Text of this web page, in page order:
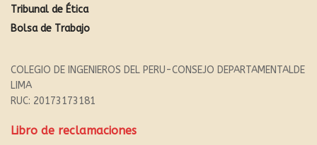
Tribunal de Ética
Bolsa de Trabajo
COLEGIO DE INGENIEROS DEL PERU-CONSEJO DEPARTAMENTALDE
LIMA
RUC: 20173173181
Libro de reclamaciones